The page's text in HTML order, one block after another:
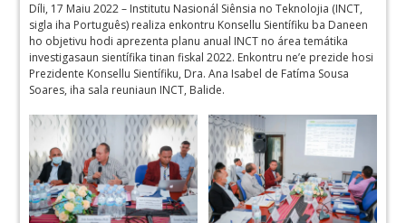
Díli, 17 Maiu 2022 – Institutu Nasionál Siênsia no Teknolojia (INCT,
sigla iha Português) realiza enkontru Konsellu Sientífiku ba Daneen
ho objetivu hodi aprezenta planu anual INCT no área temátika
investigasaun sientífika tinan fiskal 2022. Enkontru ne’e prezide hosi
Prezidente Konsellu Sientífiku, Dra. Ana Isabel de Fatíma Sousa
Soares, iha sala reuniaun INCT, Balide.